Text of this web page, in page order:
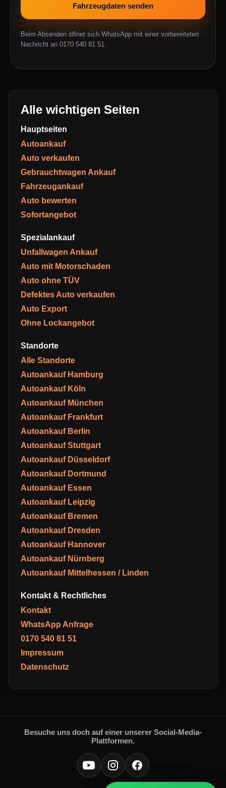
Fahrzeugdaten senden
Beim Absenden öffnet sich WhatsApp mit einer vorbereiteten
Nachricht an 0170 540 81 51.
Alle wichtigen Seiten
Hauptseiten
Autoankauf
Auto verkaufen
Gebrauchtwagen Ankauf
Fahrzeugankauf
Auto bewerten
Sofortangebot
Spezialankauf
Unfallwagen Ankauf
Auto mit Motorschaden
Auto ohne TÜV
Defektes Auto verkaufen
Auto Export
Ohne Lockangebot
Standorte
Alle Standorte
Autoankauf Hamburg
Autoankauf Köln
Autoankauf München
Autoankauf Frankfurt
Autoankauf Berlin
Autoankauf Stuttgart
Autoankauf Düsseldorf
Autoankauf Dortmund
Autoankauf Essen
Autoankauf Leipzig
Autoankauf Bremen
Autoankauf Dresden
Autoankauf Hannover
Autoankauf Nürnberg
Autoankauf Mittelhessen / Linden
Kontakt & Rechtliches
Kontakt
WhatsApp Anfrage
0170 540 81 51
Impressum
Datenschutz
Besuche uns doch auf einer unserer Social-Media-
Plattformen.